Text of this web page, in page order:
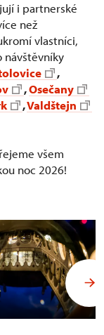
i partnerské
než
vlastníci,
návštěvníky
,
,Osečany
,Valdštejn
všem
noc 2026!